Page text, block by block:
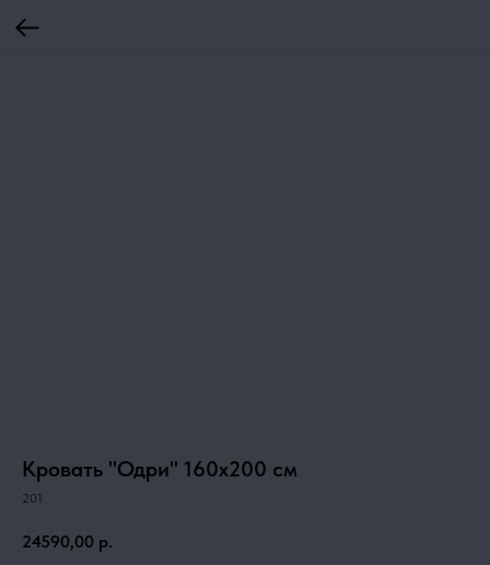
Кровать "Одри" 160х200 см
201
24590,00 р.